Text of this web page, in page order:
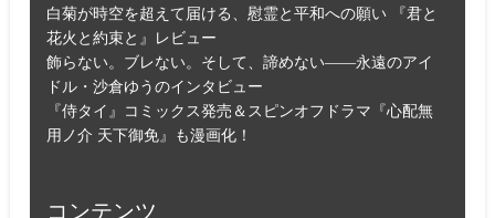
白菊が時空を超えて届ける、慰霊と平和への願い 『君と
花火と約束と』レビュー
飾らない。ブレない。そして、諦めない――永遠のアイ
ドル・沙倉ゆうのインタビュー
『侍タイ』コミックス発売＆スピンオフドラマ『心配無
用ノ介 天下御免』も漫画化！
コンテンツ